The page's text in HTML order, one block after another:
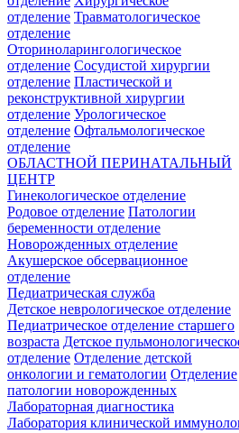
отделение Травматологическое
отделение
Оториноларингологическое
отделение Сосудистой хирургии
отделение Пластической и
реконструктивной хирургии
отделение Урологическое
отделение Офтальмологическое
отделение
ОБЛАСТНОЙ ПЕРИНАТАЛЬНЫЙ
ЦЕНТР
Гинекологическое отделение
Родовое отделение Патологии
беременности отделение
Новорожденных отделение
Акушерское обсервационное
отделение
Педиатрическая служба
Детское неврологическое отделение
Педиатрическое отделение старшего
возраста Детское
отделение Отделение детской
онкологии и гематологии Отделение
патологии новорожденных
Лабораторная диагностика
Лаборатория клинической